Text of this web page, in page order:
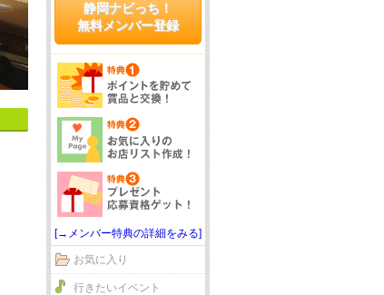
静岡ナビっち！
無料メンバー登録
[→メンバー特典の詳細をみる]
お気に入り
行きたいイベント